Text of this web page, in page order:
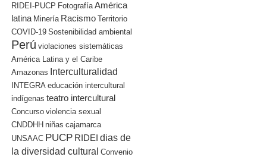
RIDEI-PUCP Fotografía América
latina Minería Racismo Territorio
COVID-19 Sostenibilidad ambiental
Perú violaciones sistemáticas
América Latina y el Caribe
Amazonas Interculturalidad
INTEGRA educación intercultural
indígenas teatro intercultural
Concurso violencia sexual
CNDDHH niñas cajamarca
UNSAAC PUCP RIDEI dias de
la diversidad cultural Convenio